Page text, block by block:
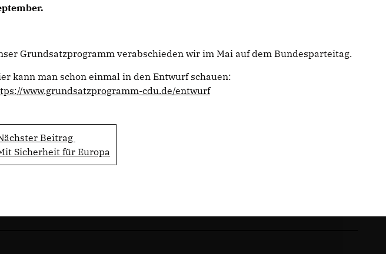
Grundsatzprogramm verabschieden wir im Mai auf dem Bundesparteitag.
kann man schon einmal in den Entwurf schauen:
www.grundsatzprogramm-cdu.de/entwurf
Beitrag
Sicherheit für Europa